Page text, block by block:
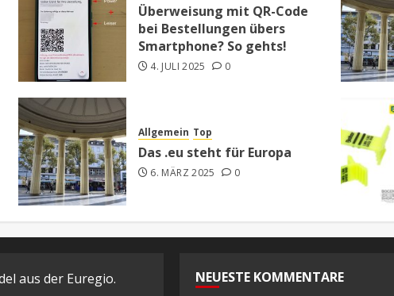
Überweisung mit QR-Code
bei Bestellungen übers
Smartphone? So gehts!
4. JULI 2025 0
Allgemein Top
Das .eu steht für Europa
6. MÄRZ 2025 0
aus der Euregio.
NEUESTE KOMMENTARE